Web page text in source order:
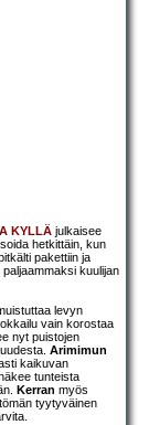
KYLLÄ julkaisee
hetkittäin, kun
pakettiin ja
kuulijan
levyn
vain korostaa
nyt puistojen
Arimimun
kaikuvan
tunteista
Kerran myös
tyytyväinen